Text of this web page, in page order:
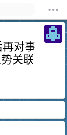
对事
关联